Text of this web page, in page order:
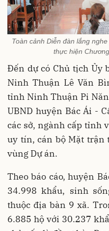
Toàn cảnh Diễn đàn lắng
thực hiện
Đến dự có Chủ tịch Ủy
Ninh Thuận Lê Văn
tỉnh Ninh Thuận Pi
UBND huyện Bác Ái -
các sở, ngành cấp tỉnh
uy tín, cán bộ Mặt trận
vùng Dự án.
Theo báo cáo, huyện
34.998 khẩu, sinh
thuộc địa bàn 9 xã.
6.885 hộ với 30.237